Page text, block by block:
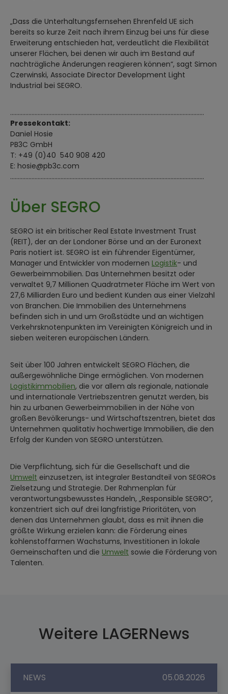
„Dass die Unterhaltungsfernsehen Ehrenfeld UE sich
bereits so kurze Zeit nach ihrem Einzug bei uns für diese
Erweiterung entschieden hat, verdeutlicht die Flexibilität
unserer Flächen, bei denen wir auch im Bestand auf
nachträgliche Änderungen reagieren können“, sagt Simon
Czerwinski, Associate Director Development Light
Industrial bei SEGRO.
……………………………………………………………………………………………………………….
Pressekontakt:
Daniel Hosie
PB3C GmbH
T: +49 (0)40 540 908 420
E: hosie@pb3c.com
……………………………………………………………………………………………………………….
Über SEGRO
SEGRO ist ein britischer Real Estate Investment Trust
(REIT), der an der Londoner Börse und an der Euronext
Paris notiert ist. SEGRO ist ein führender Eigentümer,
Manager und Entwickler von modernen Logistik- und
Gewerbeimmobilien. Das Unternehmen besitzt oder
verwaltet 9,7 Millionen Quadratmeter Fläche im Wert von
27,6 Milliarden Euro und bedient Kunden aus einer Vielzahl
von Branchen. Die Immobilien des Unternehmens
befinden sich in und um Großstädte und an wichtigen
Verkehrsknotenpunkten im Vereinigten Königreich und in
sieben weiteren europäischen Ländern.
Seit über 100 Jahren entwickelt SEGRO Flächen, die
außergewöhnliche Dinge ermöglichen. Von modernen
Logistikimmobilien, die vor allem als regionale, nationale
und internationale Vertriebszentren genutzt werden, bis
hin zu urbanen Gewerbeimmobilien in der Nähe von
großen Bevölkerungs- und Wirtschaftszentren, bietet das
Unternehmen qualitativ hochwertige Immobilien, die den
Erfolg der Kunden von SEGRO unterstützen.
Die Verpflichtung, sich für die Gesellschaft und die
Umwelt einzusetzen, ist integraler Bestandteil von SEGROs
Zielsetzung und Strategie. Der Rahmenplan für
verantwortungsbewusstes Handeln, „Responsible SEGRO“,
konzentriert sich auf drei langfristige Prioritäten, von
denen das Unternehmen glaubt, dass es mit ihnen die
größte Wirkung erzielen kann: die Förderung eines
kohlenstoffarmen Wachstums, Investitionen in lokale
Gemeinschaften und die Umwelt sowie die Förderung von
Talenten.
Weitere LAGERNews
NEWS 05.08.2026